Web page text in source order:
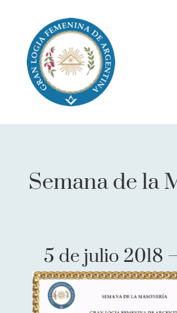
Semana de la
5 de julio 2018